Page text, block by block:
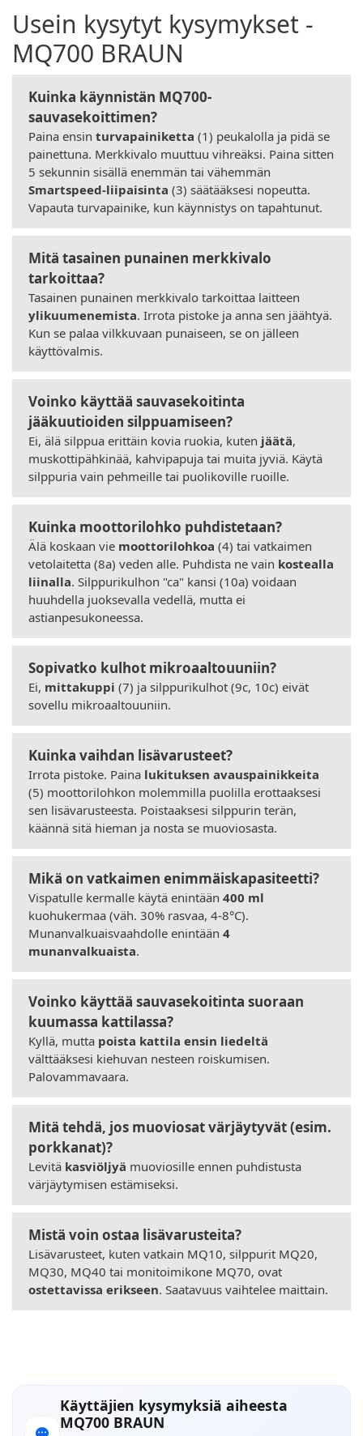
Usein kysytyt kysymykset -
MQ700 BRAUN
Kuinka käynnistän MQ700-
sauvasekoittimen?
Paina ensin turvapainiketta (1) peukalolla ja pidä se
painettuna. Merkkivalo muuttuu vihreäksi. Paina sitten
5 sekunnin sisällä enemmän tai vähemmän
Smartspeed-liipaisinta (3) säätääksesi nopeutta.
Vapauta turvapainike, kun käynnistys on tapahtunut.
Mitä tasainen punainen merkkivalo
tarkoittaa?
Tasainen punainen merkkivalo tarkoittaa laitteen
ylikuumenemista. Irrota pistoke ja anna sen jäähtyä.
Kun se palaa vilkkuvaan punaiseen, se on jälleen
käyttövalmis.
Voinko käyttää sauvasekoitinta
jääkuutioiden silppuamiseen?
Ei, älä silppua erittäin kovia ruokia, kuten jäätä,
muskottipähkinää, kahvipapuja tai muita jyviä. Käytä
silppuria vain pehmeille tai puolikoville ruoille.
Kuinka moottorilohko puhdistetaan?
Älä koskaan vie moottorilohkoa (4) tai vatkaimen
vetolaitetta (8a) veden alle. Puhdista ne vain kostealla
liinalla. Silppurikulhon "ca" kansi (10a) voidaan
huuhdella juoksevalla vedellä, mutta ei
astianpesukoneessa.
Sopivatko kulhot mikroaaltouuniin?
Ei, mittakuppi (7) ja silppurikulhot (9c, 10c) eivät
sovellu mikroaaltouuniin.
Kuinka vaihdan lisävarusteet?
Irrota pistoke. Paina lukituksen avauspainikkeita
(5) moottorilohkon molemmilla puolilla erottaaksesi
sen lisävarusteesta. Poistaaksesi silppurin terän,
käännä sitä hieman ja nosta se muoviosasta.
Mikä on vatkaimen enimmäiskapasiteetti?
Vispatulle kermalle käytä enintään 400 ml
kuohukermaa (väh. 30% rasvaa, 4-8°C).
Munanvalkuaisvaahdolle enintään 4
munanvalkuaista.
Voinko käyttää sauvasekoitinta suoraan
kuumassa kattilassa?
Kyllä, mutta poista kattila ensin liedeltä
välttääksesi kiehuvan nesteen roiskumisen.
Palovammavaara.
Mitä tehdä, jos muoviosat värjäytyvät (esim.
porkkanat)?
Levitä kasviöljyä muoviosille ennen puhdistusta
värjäytymisen estämiseksi.
Mistä voin ostaa lisävarusteita?
Lisävarusteet, kuten vatkain MQ10, silppurit MQ20,
MQ30, MQ40 tai monitoimikone MQ70, ovat
ostettavissa erikseen. Saatavuus vaihtelee maittain.
Käyttäjien kysymyksiä aiheesta
MQ700 BRAUN